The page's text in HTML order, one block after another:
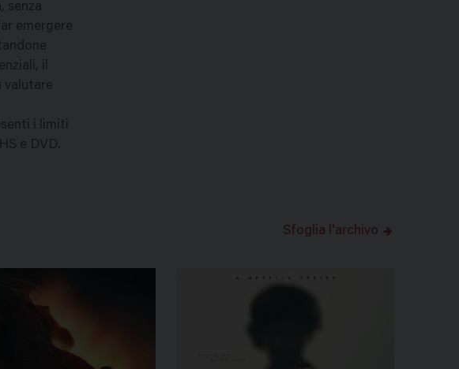
senza
emergere
il
valutare
i limiti
e DVD.
Sfoglia l'archivo